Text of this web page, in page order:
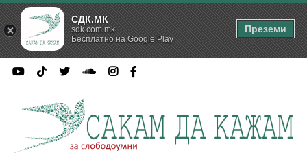
СДК.МК
sdk.com.mk
Бесплатно на Google Play
Преземи